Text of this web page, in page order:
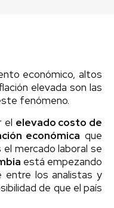
económico, altos
elevada son las
fenómeno.
el elevado costo de
económica que
mercado laboral se
está empezando
entre los analistas y
de que el país